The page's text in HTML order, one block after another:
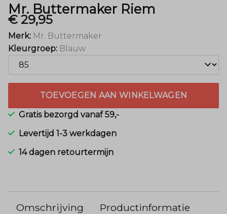
Mr. Buttermaker Riem
€ 29,95
Merk: Mr. Buttermaker
Kleurgroep: Blauw
TOEVOEGEN AAN WINKELWAGEN
Gratis bezorgd vanaf 59,-
Levertijd 1-3 werkdagen
14 dagen retourtermijn
Omschrijving Productinformatie